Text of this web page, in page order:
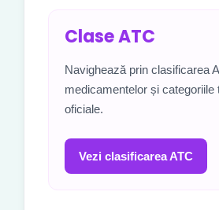
Clase ATC
Navighează prin clasificarea
medicamentelor și categoriile
oficiale.
Vezi clasificarea ATC